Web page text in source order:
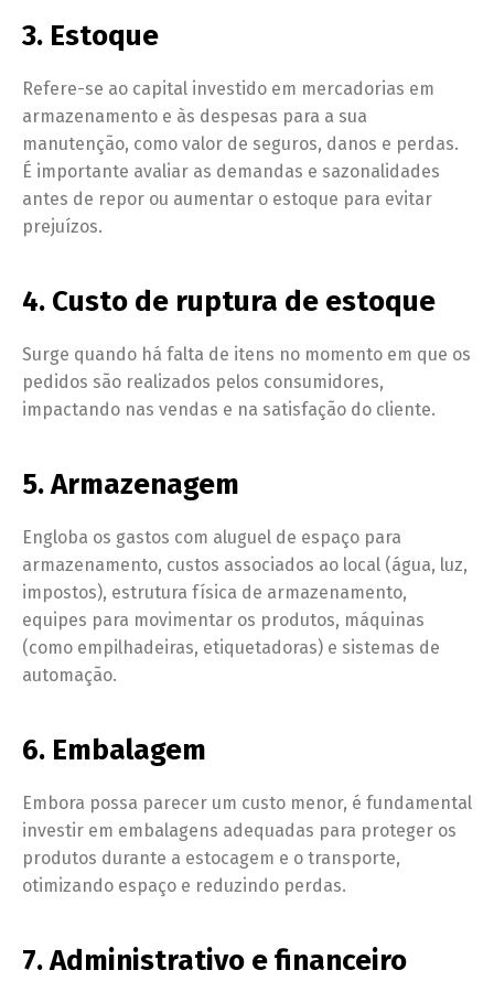
3. Estoque
Refere-se ao capital investido em mercadorias em
armazenamento e às despesas para a sua
manutenção, como valor de seguros, danos e perdas.
É importante avaliar as demandas e sazonalidades
antes de repor ou aumentar o estoque para evitar
prejuízos.
4. Custo de ruptura de estoque
Surge quando há falta de itens no momento em que os
pedidos são realizados pelos consumidores,
impactando nas vendas e na satisfação do cliente.
5. Armazenagem
Engloba os gastos com aluguel de espaço para
armazenamento, custos associados ao local (água, luz,
impostos), estrutura física de armazenamento,
equipes para movimentar os produtos, máquinas
(como empilhadeiras, etiquetadoras) e sistemas de
automação.
6. Embalagem
Embora possa parecer um custo menor, é fundamental
investir em embalagens adequadas para proteger os
produtos durante a estocagem e o transporte,
otimizando espaço e reduzindo perdas.
7. Administrativo e financeiro